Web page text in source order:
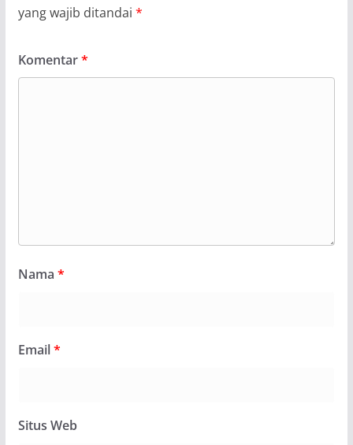
yang wajib ditandai *
Komentar*
Nama *
Email*
Situs Web